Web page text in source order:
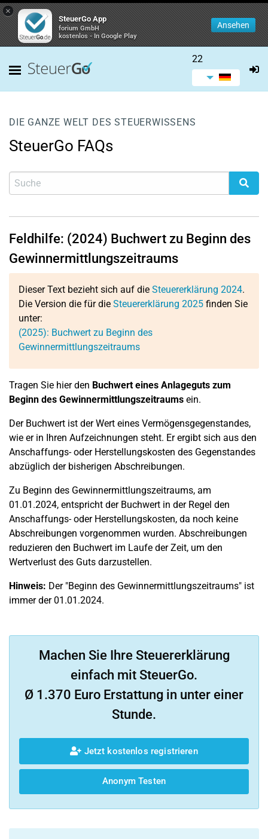
×
SteuerGo App
forium GmbH
kostenlos - In Google Play
Ansehen
22
DIE GANZE WELT DES STEUERWISSENS
SteuerGo FAQs
Feldhilfe: (2024) Buchwert zu Beginn des
Gewinnermittlungszeitraums
Dieser Text bezieht sich auf die Steuererklärung 2024.
Die Version die für die Steuererklärung 2025 finden Sie
unter:
(2025): Buchwert zu Beginn des
Gewinnermittlungszeitraums
Tragen Sie hier den Buchwert eines Anlageguts zum
Beginn des Gewinnermittlungszeitraums ein.
Der Buchwert ist der Wert eines Vermögensgegenstandes,
wie er in Ihren Aufzeichnungen steht. Er ergibt sich aus den
Anschaffungs- oder Herstellungskosten des Gegenstandes
abzüglich der bisherigen Abschreibungen.
Zu Beginn des Gewinnermittlungszeitraums, am
01.01.2024, entspricht der Buchwert in der Regel den
Anschaffungs- oder Herstellungskosten, da noch keine
Abschreibungen vorgenommen wurden. Abschreibungen
reduzieren den Buchwert im Laufe der Zeit, um den
Wertverlust des Guts darzustellen.
Hinweis: Der "Beginn des Gewinnermittlungszeitraums" ist
immer der 01.01.2024.
Machen Sie Ihre Steuererklärung
einfach mit SteuerGo.
Ø 1.370 Euro Erstattung in unter einer
Stunde.
Jetzt kostenlos registrieren
Anonym Testen